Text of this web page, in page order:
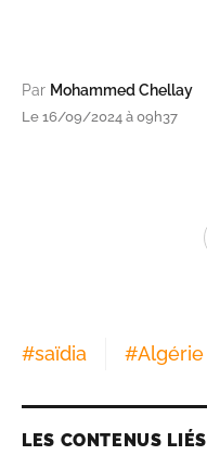
Par Mohammed Chellay
Le 16/09/2024 à 09h37
#saïdia #Algérie
LES CONTENUS LIÉS